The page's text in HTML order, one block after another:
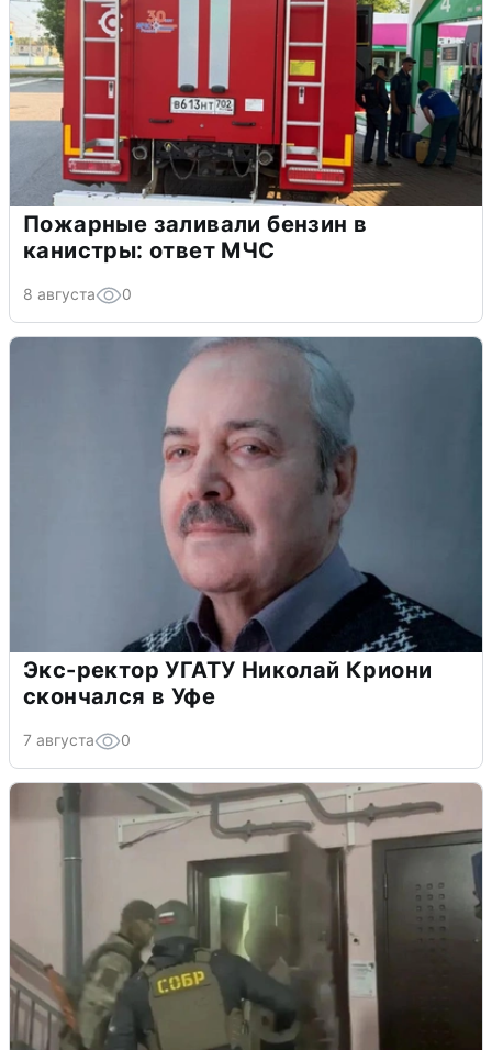
Пожарные заливали бензин в
канистры: ответ МЧС
8 августа 0
Экс-ректор УГАТУ Николай Криони
скончался в Уфе
7 августа 0